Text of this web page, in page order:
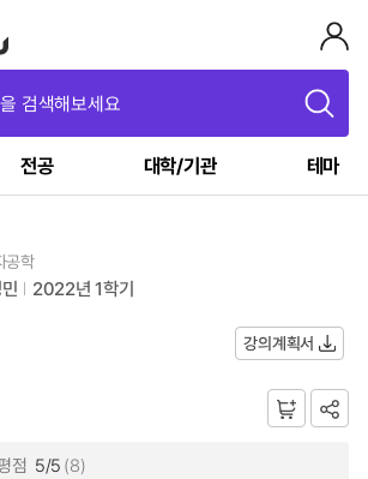
검색해보세요
전공 대학/기관 테마
공학
2022년 1학기
강의계획서
점 5/5 (8)